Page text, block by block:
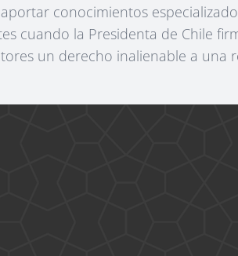
conocimientos
cuando la Presidenta de Chile
un derecho inalienable a una